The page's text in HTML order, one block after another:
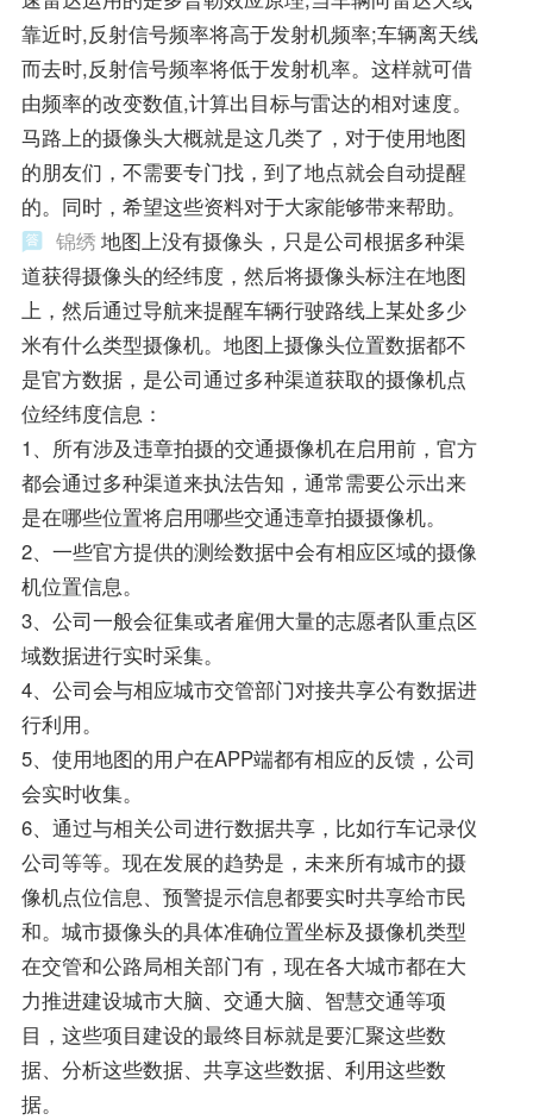
靠近时,反射信号频率将高于发射机频率;车辆离天线
而去时,反射信号频率将低于发射机率。这样就可借
由频率的改变数值,计算出目标与雷达的相对速度。
马路上的摄像头大概就是这几类了，对于使用地图
的朋友们，不需要专门找，到了地点就会自动提醒
的。同时，希望这些资料对于大家能够带来帮助。
锦绣 地图上没有摄像头，只是公司根据多种渠
道获得摄像头的经纬度，然后将摄像头标注在地图
上，然后通过导航来提醒车辆行驶路线上某处多少
米有什么类型摄像机。地图上摄像头位置数据都不
是官方数据，是公司通过多种渠道获取的摄像机点
位经纬度信息：
1、所有涉及违章拍摄的交通摄像机在启用前，官方
都会通过多种渠道来执法告知，通常需要公示出来
是在哪些位置将启用哪些交通违章拍摄摄像机。
2、一些官方提供的测绘数据中会有相应区域的摄像
机位置信息。
3、公司一般会征集或者雇佣大量的志愿者队重点区
域数据进行实时采集。
4、公司会与相应城市交管部门对接共享公有数据进
行利用。
5、使用地图的用户在APP端都有相应的反馈，公司
会实时收集。
6、通过与相关公司进行数据共享，比如行车记录仪
公司等等。现在发展的趋势是，未来所有城市的摄
像机点位信息、预警提示信息都要实时共享给市民
和。城市摄像头的具体准确位置坐标及摄像机类型
在交管和公路局相关部门有，现在各大城市都在大
力推进建设城市大脑、交通大脑、智慧交通等项
目，这些项目建设的最终目标就是要汇聚这些数
据、分析这些数据、共享这些数据、利用这些数
据。